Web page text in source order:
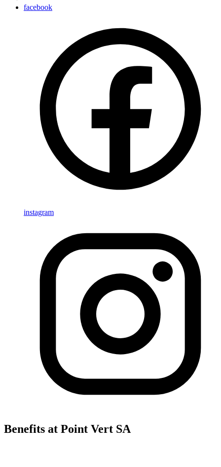
facebook
instagram
Benefits at Point Vert SA